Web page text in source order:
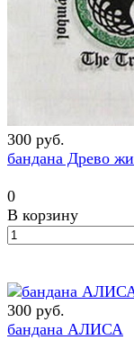
300 руб.
бандана Древо
0
В корзину
300 руб.
бандана АЛИСА